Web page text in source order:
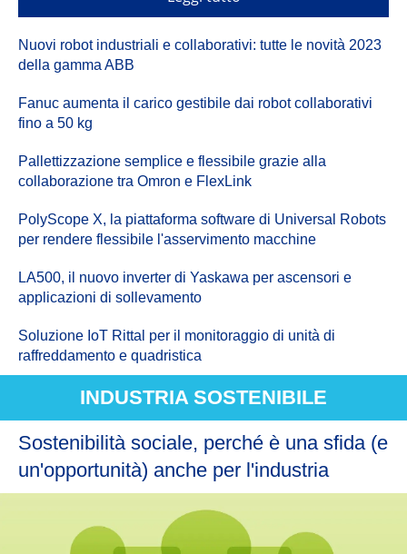
Nuovi robot industriali e collaborativi: tutte le novità 2023
della gamma ABB
Fanuc aumenta il carico gestibile dai robot collaborativi
fino a 50 kg
Pallettizzazione semplice e flessibile grazie alla
collaborazione tra Omron e FlexLink
PolyScope X, la piattaforma software di Universal Robots
per rendere flessibile l'asservimento macchine
LA500, il nuovo inverter di Yaskawa per ascensori e
applicazioni di sollevamento
Soluzione IoT Rittal per il monitoraggio di unità di
raffreddamento e quadristica
INDUSTRIA SOSTENIBILE
Sostenibilità sociale, perché è una sfida (e
un'opportunità) anche per l'industria